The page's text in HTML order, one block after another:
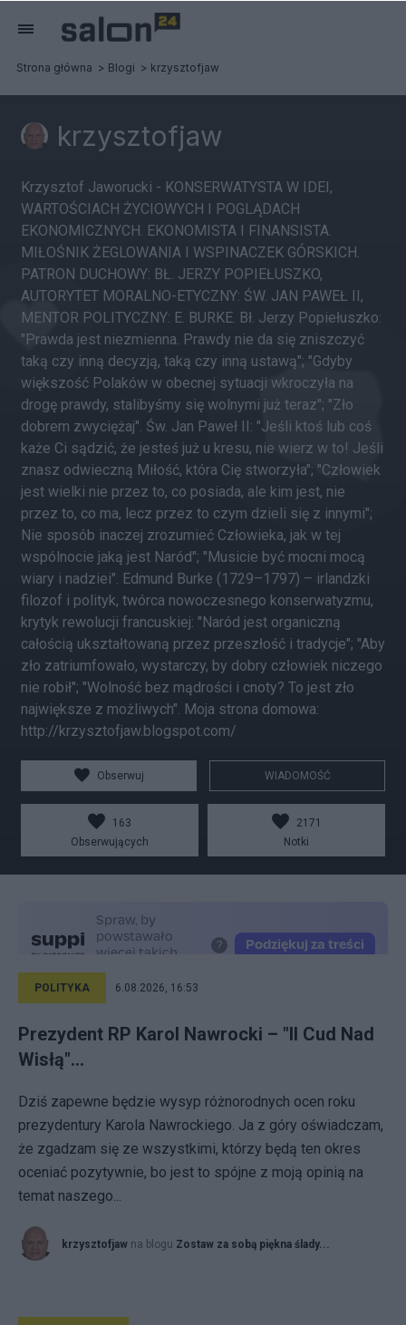
Strona główna Blogi krzysztofjaw
krzysztofjaw
Krzysztof Jaworucki - KONSERWATYSTA W IDEI,
WARTOŚCIACH ŻYCIOWYCH I POGLĄDACH
EKONOMICZNYCH. EKONOMISTA I FINANSISTA.
MIŁOŚNIK ŻEGLOWANIA I WSPINACZEK GÓRSKICH.
PATRON DUCHOWY: BŁ. JERZY POPIEŁUSZKO,
AUTORYTET MORALNO-ETYCZNY: ŚW. JAN PAWEŁ II,
MENTOR POLITYCZNY: E. BURKE. Bł. Jerzy Popiełuszko:
"Prawda jest niezmienna. Prawdy nie da się zniszczyć
taką czy inną decyzją, taką czy inną ustawą"; "Gdyby
większość Polaków w obecnej sytuacji wkroczyła na
drogę prawdy, stalibyśmy się wolnymi już teraz"; "Zło
dobrem zwyciężaj". Św. Jan Paweł II: "Jeśli ktoś lub coś
każe Ci sądzić, że jesteś już u kresu, nie wierz w to! Jeśli
znasz odwieczną Miłość, która Cię stworzyła"; "Człowiek
jest wielki nie przez to, co posiada, ale kim jest, nie
przez to, co ma, lecz przez to czym dzieli się z innymi";
Nie sposób inaczej zrozumieć Człowieka, jak w tej
wspólnocie jaką jest Naród"; "Musicie być mocni mocą
wiary i nadziei". Edmund Burke (1729–1797) – irlandzki
filozof i polityk, twórca nowoczesnego konserwatyzmu,
krytyk rewolucji francuskiej: "Naród jest organiczną
całością ukształtowaną przez przeszłość i tradycje"; "Aby
zło zatriumfowało, wystarczy, by dobry człowiek niczego
nie robił"; "Wolność bez mądrości i cnoty? To jest zło
największe z możliwych". Moja strona domowa:
http://krzysztofjaw.blogspot.com/
Obserwuj WIADOMOŚĆ
163
Obserwujących
2171
Notki
POLITYKA 6.08.2026, 16:53
Prezydent RP Karol Nawrocki – "II Cud Nad
Wisłą"...
Dziś zapewne będzie wysyp różnorodnych ocen roku
prezydentury Karola Nawrockiego. Ja z góry oświadczam,
że zgadzam się ze wszystkimi, którzy będą ten okres
oceniać pozytywnie, bo jest to spójne z moją opinią na
temat naszego...
krzysztofjaw na blogu Zostaw za sobą piękna ślady...